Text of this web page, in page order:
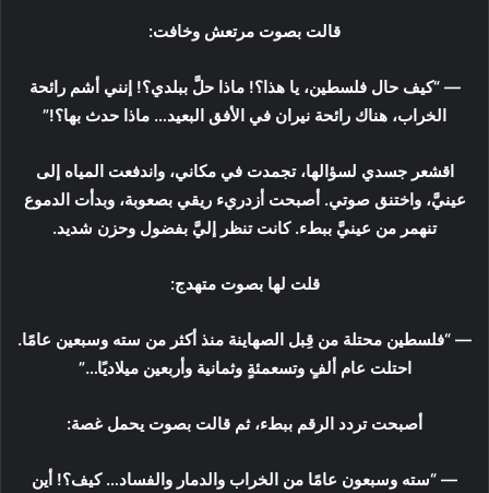
قالت بصوت مرتعش وخافت:
— “كيف حال فلسطين، يا هذا؟! ماذا حلَّ ببلدي؟! إنني أشم رائحة
الخراب، هناك رائحة نيران في الأفق البعيد… ماذا حدث بها؟!”
اقشعر جسدي لسؤالها، تجمدت في مكاني، واندفعت المياه إلى
عينيَّ، واختنق صوتي. أصبحت أزدريء ريقي بصعوبة، وبدأت الدموع
تنهمر من عينيَّ ببطء. كانت تنظر إليَّ بفضول وحزن شديد.
قلت لها بصوت متهدج:
— “فلسطين محتلة من قِبل الصهاينة منذ أكثر من سته وسبعين عامًا.
احتلت عام ألفٍ وتسعمئةٍ وثمانية وأربعين ميلاديًا…”
أصبحت تردد الرقم ببطء، ثم قالت بصوت يحمل غصة:
— “سته وسبعون عامًا من الخراب والدمار والفساد… كيف؟! أين